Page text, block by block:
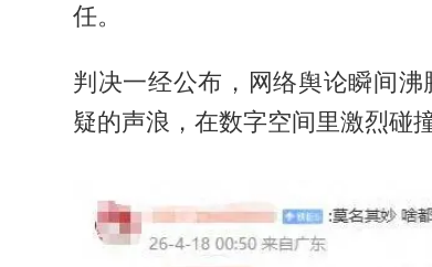
任。
判决一经公布，网络舆论瞬间
疑的声浪，在数字空间里激烈碰